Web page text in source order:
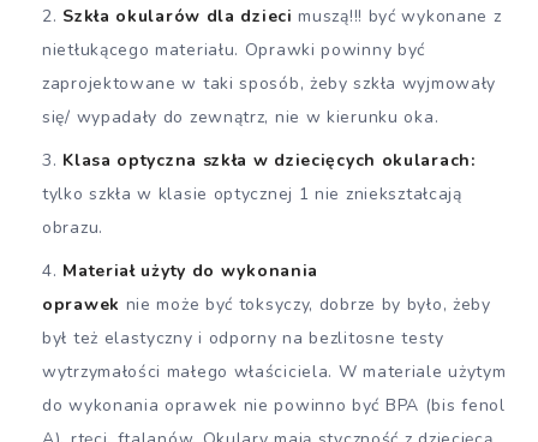
Szkła okularów dla dzieci muszą!!! być wykonane z
nietłukącego materiału. Oprawki powinny być
zaprojektowane w taki sposób, żeby szkła wyjmowały
się/ wypadały do zewnątrz, nie w kierunku oka.
Klasa optyczna szkła w dziecięcych okularach:
tylko szkła w klasie optycznej 1 nie zniekształcają
obrazu.
Materiał użyty do wykonania
oprawek nie może być toksyczy, dobrze by było, żeby
był też elastyczny i odporny na bezlitosne testy
wytrzymałości małego właściciela. W materiale użytym
do wykonania oprawek nie powinno być BPA (bis fenol